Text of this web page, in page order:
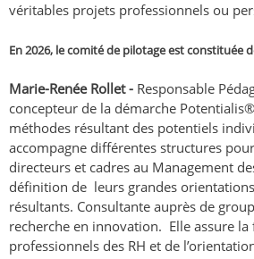
véritables projets professionnels ou
En 2026, le comité de pilotage est constituée
Marie-Renée Rollet- Responsable
concepteur de la démarche
méthodes résultant des potentiels
accompagne différentes structures
directeurs et cadres au Management
définition de leurs grandes
résultants. Consultante auprès de
recherche en innovation. Elle assure
professionnels des RH et de